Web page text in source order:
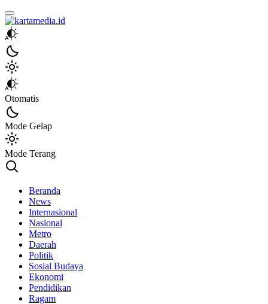
kartamedia.id
Jujur Mengabari
Otomatis
Mode Gelap
Mode Terang
Beranda
News
Internasional
Nasional
Metro
Daerah
Politik
Sosial Budaya
Ekonomi
Pendidikan
Ragam